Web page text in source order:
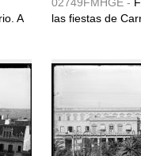
A
las fiestas de